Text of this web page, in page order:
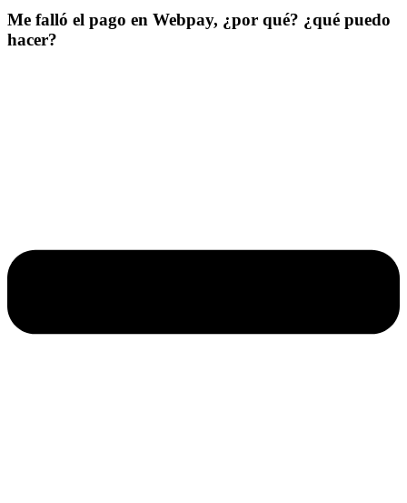
Me falló el pago en Webpay, ¿por qué? ¿qué puedo
hacer?